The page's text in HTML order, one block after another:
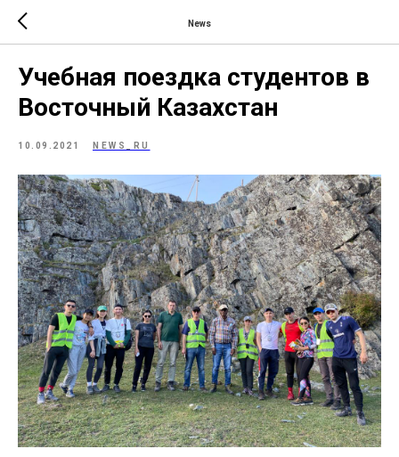
News
Учебная поездка студентов в
Восточный Казахстан
10.09.2021 NEWS_RU